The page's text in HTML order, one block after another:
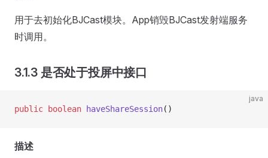
用于去初始化BJCast模块。App销毁BJCast发射端服务
时调用。
3.1.3 是否处于投屏中接口
java
public boolean haveShareSession()
描述